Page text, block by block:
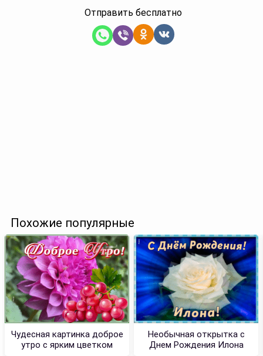
Отправить бесплатно
Похожие популярные
Чудесная картинка доброе
утро с ярким цветком
Необычная открытка с
Днем Рождения Илона